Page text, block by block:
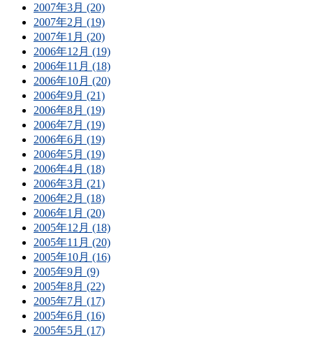
2007年3月 (20)
2007年2月 (19)
2007年1月 (20)
2006年12月 (19)
2006年11月 (18)
2006年10月 (20)
2006年9月 (21)
2006年8月 (19)
2006年7月 (19)
2006年6月 (19)
2006年5月 (19)
2006年4月 (18)
2006年3月 (21)
2006年2月 (18)
2006年1月 (20)
2005年12月 (18)
2005年11月 (20)
2005年10月 (16)
2005年9月 (9)
2005年8月 (22)
2005年7月 (17)
2005年6月 (16)
2005年5月 (17)